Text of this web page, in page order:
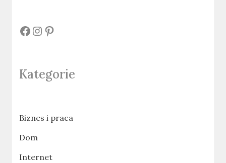
# # #
Kategorie
Biznes i praca
Dom
Internet